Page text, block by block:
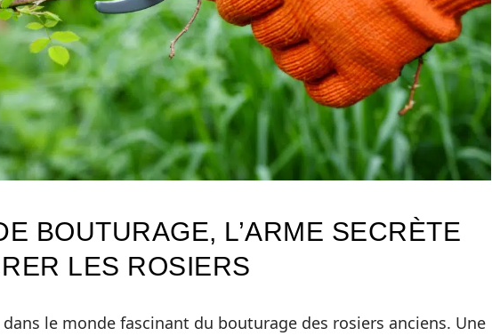
BOUTURAGE, L’ARME SECRÈTE
LES ROSIERS
le monde fascinant du bouturage des rosiers anciens. Une